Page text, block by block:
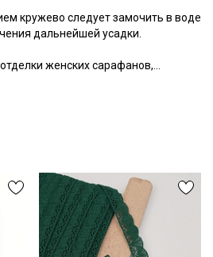
кружево следует замочить в воде
дальнейшей усадки.
женских сарафанов,
от оригинального цвета в
вашего монитора.